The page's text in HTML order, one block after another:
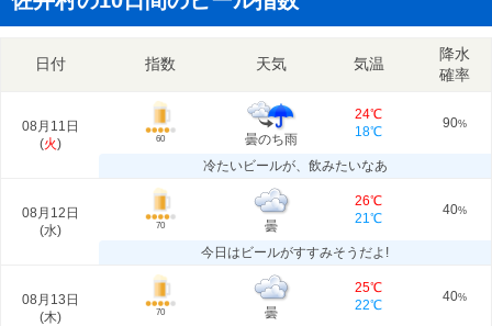
日付 指数 天気 気温
降水
確率
08月11日
(火) 60 曇のち雨
24℃
18℃
90%
冷たいビールが、飲みたいなあ
08月12日
(水) 70 曇
26℃
21℃
40%
今日はビールがすすみそうだよ!
08月13日
(木) 70 曇
25℃
22℃
40%